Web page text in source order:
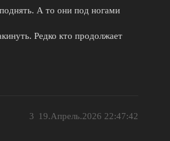
А то они под ногами
Редко кто продолжает
19.Апрель.2026 22:47:42
3